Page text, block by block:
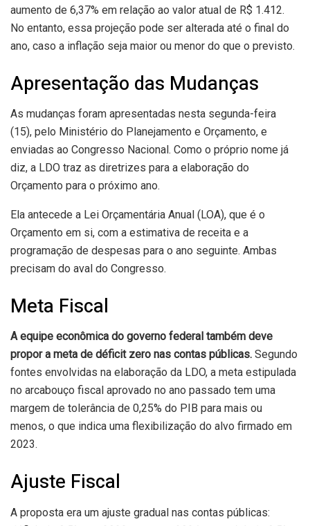
aumento de 6,37% em relação ao valor atual de R$ 1.412.
No entanto, essa projeção pode ser alterada até o final do
ano, caso a inflação seja maior ou menor do que o previsto.
Apresentação das Mudanças
As mudanças foram apresentadas nesta segunda-feira
(15), pelo Ministério do Planejamento e Orçamento, e
enviadas ao Congresso Nacional. Como o próprio nome já
diz, a LDO traz as diretrizes para a elaboração do
Orçamento para o próximo ano.
Ela antecede a Lei Orçamentária Anual (LOA), que é o
Orçamento em si, com a estimativa de receita e a
programação de despesas para o ano seguinte. Ambas
precisam do aval do Congresso.
Meta Fiscal
A equipe econômica do governo federal também deve
propor a meta de déficit zero nas contas públicas. Segundo
fontes envolvidas na elaboração da LDO, a meta estipulada
no arcabouço fiscal aprovado no ano passado tem uma
margem de tolerância de 0,25% do PIB para mais ou
menos, o que indica uma flexibilização do alvo firmado em
2023.
Ajuste Fiscal
A proposta era um ajuste gradual nas contas públicas: